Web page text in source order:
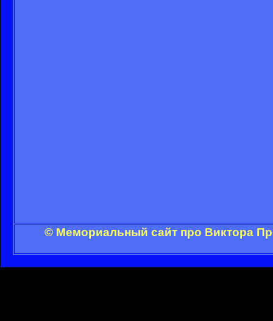
© Мемориальный сайт про Виктора